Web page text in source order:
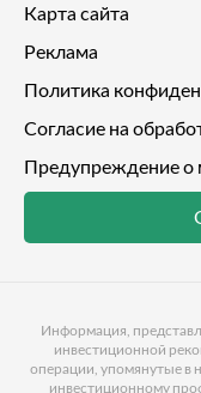
Карта сайта
Реклама
Политика
Согласие на
Предупреждение о
Информация,
инвестиционной
операции, упомянутые в
инвестиционному